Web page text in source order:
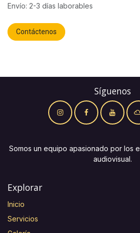
Envío: 2-3 días laborables
Contáctenos
Síguenos
Somos un equipo apasionado por los
audiovisual.
Explorar
Inicio
Servicios